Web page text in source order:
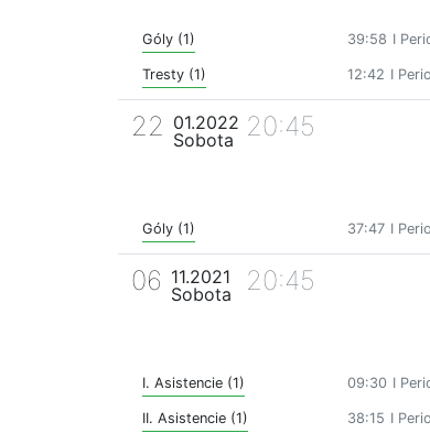
Góly (1) 39:58 I
Tresty (1) 12:42 I
22 01.2022
Sobota
20:45
Góly (1) 37:47 I
06 11.2021
Sobota
20:45
I. Asistencie (1) 09:30 I
II. Asistencie (1) 38:15 I